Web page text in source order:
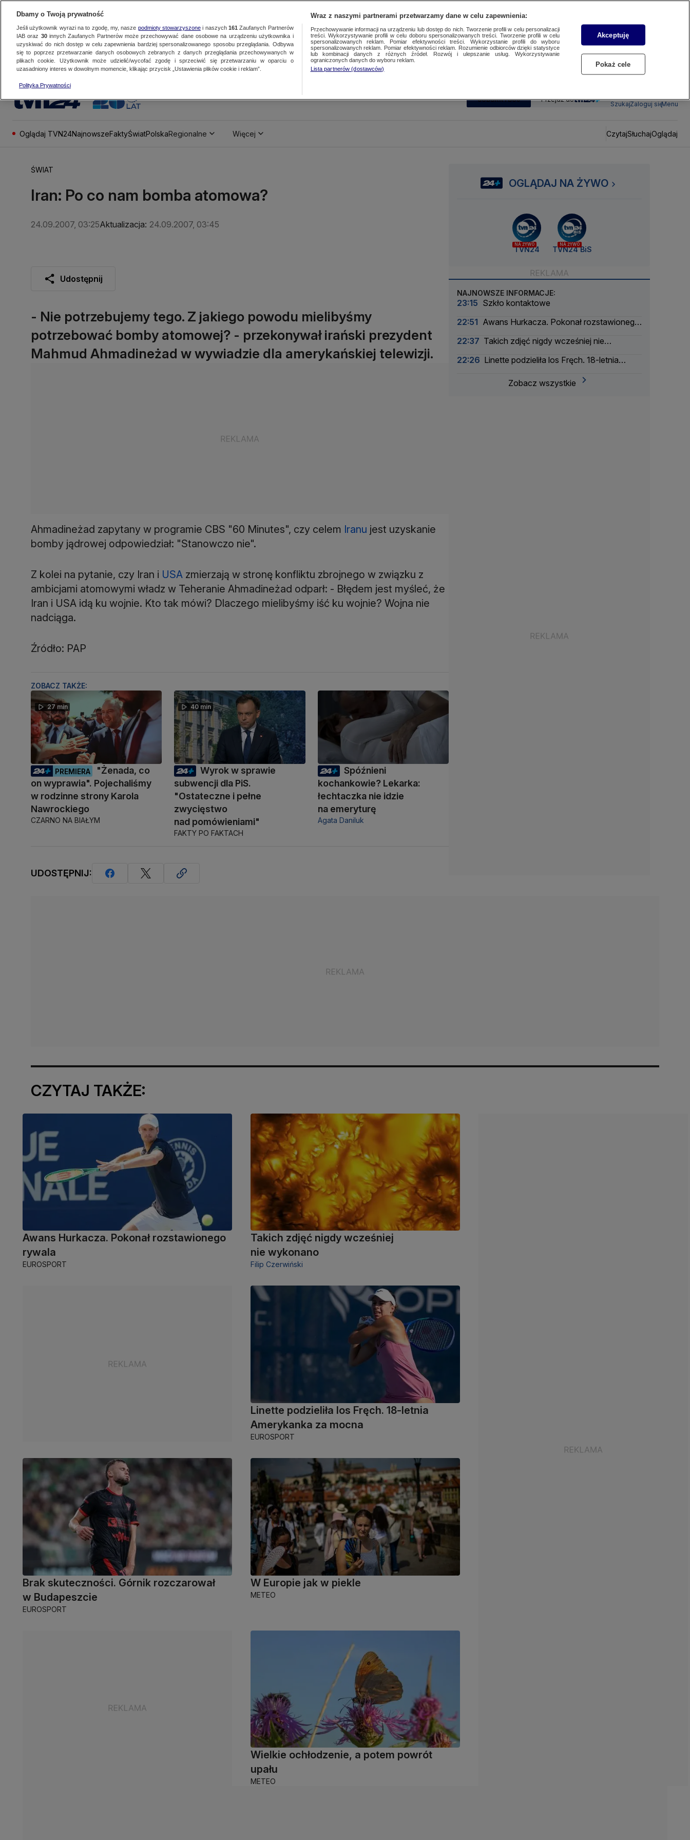
SUBSKRYBUJ Przejdź do
SzukajZaloguj sięMenu
Oglądaj TVN24NajnowszeFaktyŚwiatPolskaRegionalne Więcej CzytajSłuchajOglądaj
ŚWIAT
Iran: Po co nam bomba atomowa?
24.09.2007, 03:25Aktualizacja: 24.09.2007, 03:45
Udostępnij
- Nie potrzebujemy tego. Z jakiego powodu mielibyśmy
potrzebować bomby atomowej? - przekonywał irański prezydent
Mahmud Ahmadineżad w wywiadzie dla amerykańskiej telewizji.
Ahmadineżad zapytany w programie CBS "60 Minutes", czy celem Iranu jest uzyskanie
bomby jądrowej odpowiedział: "Stanowczo nie".
Z kolei na pytanie, czy Iran i USA zmierzają w stronę konfliktu zbrojnego w związku z
ambicjami atomowymi władz w Teheranie Ahmadineżad odparł: - Błędem jest myśleć, że
Iran i USA idą ku wojnie. Kto tak mówi? Dlaczego mielibyśmy iść ku wojnie? Wojna nie
nadciąga.
Źródło: PAP
ZOBACZ TAKŻE:
27 min
PREMIERA
"Żenada, co
on wyprawia". Pojechaliśmy
w rodzinne strony Karola
Nawrockiego
CZARNO NA BIAŁYM
40 min
Wyrok w sprawie
subwencji dla PiS.
"Ostateczne i pełne
zwycięstwo
nad pomówieniami"
FAKTY PO FAKTACH
Spóźnieni
kochankowie? Lekarka:
łechtaczka nie idzie
na emeryturę
Agata Daniluk
UDOSTĘPNIJ:
OGLĄDAJ NA ŻYWO
NA ŻYWO
TVN24
NA ŻYWO
TVN24 BiS
NAJNOWSZE INFORMACJE:
23:15 Szkło kontaktowe
22:51 Awans Hurkacza. Pokonał rozstawionego
22:37 Takich zdjęć nigdy wcześniej nie
22:26 Linette podzieliła los Fręch. 18-letnia
Zobacz wszystkie
CZYTAJ TAKŻE:
Awans Hurkacza. Pokonał rozstawionego
rywala
EUROSPORT
Takich zdjęć nigdy wcześniej
nie wykonano
Filip Czerwiński
Linette podzieliła los Fręch. 18-letnia
Amerykanka za mocna
EUROSPORT
Brak skuteczności. Górnik rozczarował
w Budapeszcie
EUROSPORT
W Europie jak w piekle
METEO
Wielkie ochłodzenie, a potem powrót
upału
METEO
Dbamy o Twoją prywatność
Jeśli użytkownik wyrazi na to zgodę, my, nasze podmioty stowarzyszonei naszych 161 Zaufanych Partnerów
IAB oraz 30innych Zaufanych Partnerów może przechowywać dane osobowe na urządzeniu użytkownika i
uzyskiwać do nich dostęp w celu zapewnienia bardziej spersonalizowanego sposobu przeglądania. Odbywa
się to poprzez przetwarzanie danych osobowych zebranych z danych przeglądania przechowywanych w
plikach cookie. Użytkownik może udzielić/wycofać zgodę i sprzeciwić się przetwarzaniu w oparciu o
uzasadniony interes w dowolnym momencie, klikając przycisk „Ustawienia plików cookie i reklam”.
Polityka Prywatności
Wraz z naszymi partnerami przetwarzamy dane w celu zapewnienia:
Przechowywanie informacji na urządzeniu lub dostęp do nich. Tworzenie profili w celu personalizacji
treści. Wykorzystywanie profili w celu doboru spersonalizowanych treści. Tworzenie profili w celu
spersonalizowanych reklam. Pomiar efektywności treści. Wykorzystanie profili do wyboru
spersonalizowanych reklam. Pomiar efektywności reklam. Rozumienie odbiorców dzięki statystyce
lub kombinacji danych z różnych źródeł. Rozwój i ulepszanie usług. Wykorzystywanie
ograniczonych danych do wyboru reklam.
Lista partnerów (dostawców)
Akceptuję
Pokaż cele